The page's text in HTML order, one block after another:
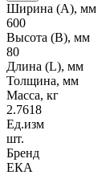
Ширина (А), мм
600
Высота (В), мм
80
Длина (L), мм
Толщина, мм
Масса, кг
2.7618
Ед.изм
шт.
Бренд
ЕКА